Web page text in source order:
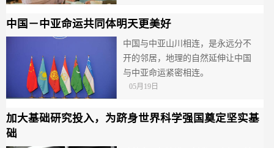
中国－中亚命运共同体明天更美好
中国与中亚山川相连，是永远分不
开的邻居，地理的自然延伸让中国
与中亚命运紧密相连。
05月19日
加大基础研究投入，为跻身世界科学强国奠定坚实基
础